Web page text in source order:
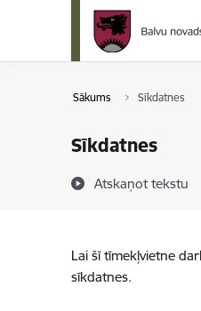
Pāriet uz lapas saturu
Sākums Sīkdatnes
Sīkdatnes
Atskaņot tekstu
Lai šī tīmekļvietne
sīkdatnes.